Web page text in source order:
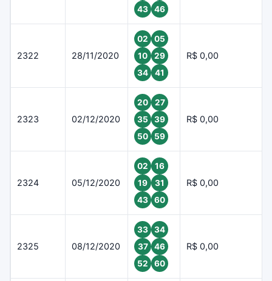
43
46
2322 28/11/2020
02
05
10
29
34
41
R$ 0,00
2323 02/12/2020
20
27
35
39
50
59
R$ 0,00
2324 05/12/2020
02
16
19
31
43
60
R$ 0,00
2325 08/12/2020
33
34
37
46
52
60
R$ 0,00